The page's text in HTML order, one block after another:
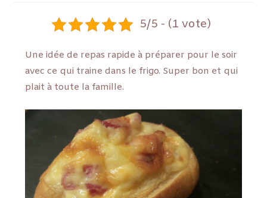
5/5 - (1 vote)
Une idée de repas rapide à préparer pour le soir
avec ce qui traine dans le frigo. Super bon et qui
plait à toute la famille.